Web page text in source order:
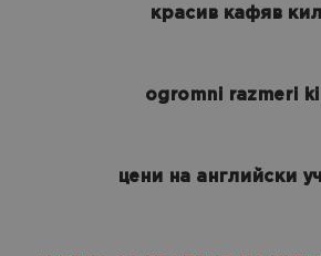
красив кафяв
ogromni razmeri
цени на английски